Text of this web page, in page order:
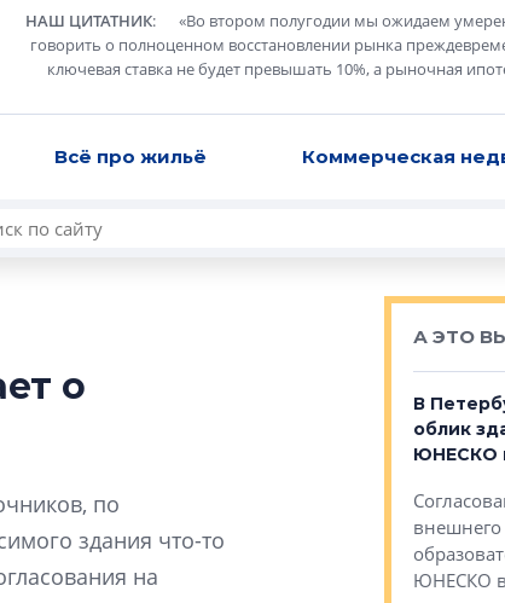
НАШ ЦИТАТНИК: «Во втором полугодии мы ожидаем
говорить о полноценном восстановлении рынка
ключевая ставка не будет превышать 10%, а рыночная
Всё про жильё Коммерческая
о
по
здания что-то
на
А ЭТО
эпохи фальш-панелей
2020-2026 годов постройки на
В
облик
ЮНЕСКО
ЮНЕСКО в